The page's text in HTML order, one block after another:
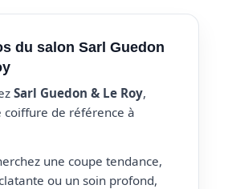
du salon Sarl Guedon
Sarl Guedon & Le Roy,
coiffure de référence à
une coupe tendance,
ou un soin profond,